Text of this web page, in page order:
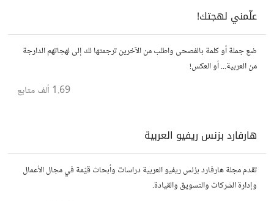
علّمني لهجتك!
ضع جملة أو كلمة بالفصحى واطلب من الآخرين ترجمتها لك إلى لهجاتهم الدارجة
من العربية... أو العكس!
1.69 ألف متابع
هارفارد بزنس ريفيو العربية
تقدم مجلة هارفارد بزنس ريفيو العربية دراسات وأبحاث قيّمة في مجال الأعمال
وإدارة الشركات والتسويق والقيادة.